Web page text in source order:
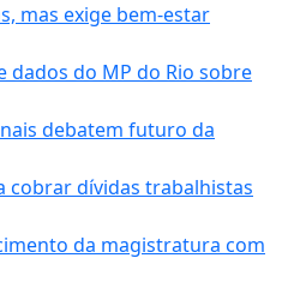
mas exige bem-estar
dados do MP do Rio sobre
debatem futuro da
cobrar dívidas trabalhistas
da magistratura com